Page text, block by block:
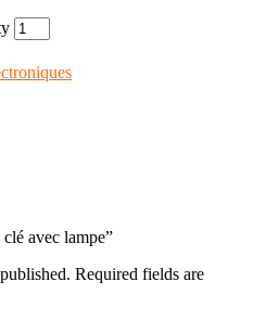
avec lampe”
Required fields are